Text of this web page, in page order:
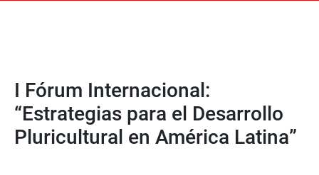
I Fórum Internacional:
“Estrategias para el Desarrollo
Pluricultural en América Latina”